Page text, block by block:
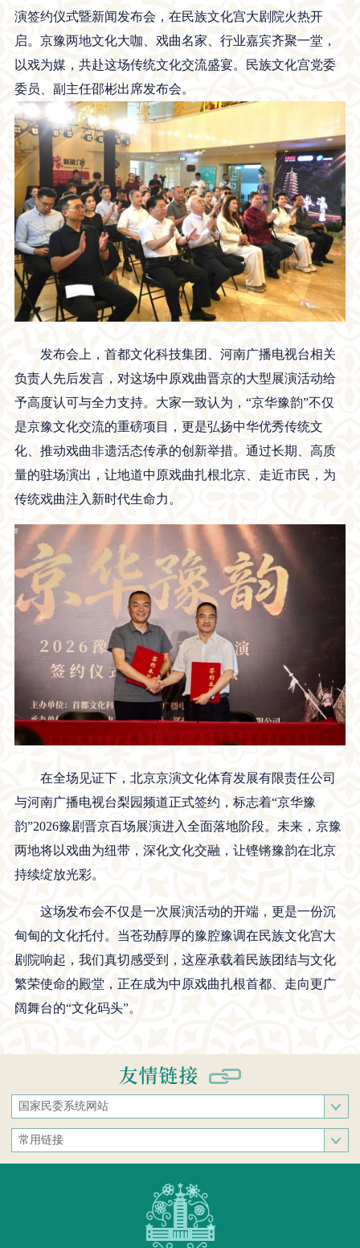
演签约仪式暨新闻发布会，在民族文化宫大剧院火热开
启。京豫两地文化大咖、戏曲名家、行业嘉宾齐聚一堂，
以戏为媒，共赴这场传统文化交流盛宴。民族文化宫党委
委员、副主任邵彬出席发布会。
发布会上，首都文化科技集团、河南广播电视台相关
负责人先后发言，对这场中原戏曲晋京的大型展演活动给
予高度认可与全力支持。大家一致认为，“京华豫韵”不仅
是京豫文化交流的重磅项目，更是弘扬中华优秀传统文
化、推动戏曲非遗活态传承的创新举措。通过长期、高质
量的驻场演出，让地道中原戏曲扎根北京、走近市民，为
传统戏曲注入新时代生命力。
在全场见证下，北京京演文化体育发展有限责任公司
与河南广播电视台梨园频道正式签约，标志着“京华豫
韵”2026豫剧晋京百场展演进入全面落地阶段。未来，京豫
两地将以戏曲为纽带，深化文化交融，让铿锵豫韵在北京
持续绽放光彩。
这场发布会不仅是一次展演活动的开端，更是一份沉
甸甸的文化托付。当苍劲醇厚的豫腔豫调在民族文化宫大
剧院响起，我们真切感受到，这座承载着民族团结与文化
繁荣使命的殿堂，正在成为中原戏曲扎根首都、走向更广
阔舞台的“文化码头”。
国家民委系统网站
国家民族事务委员会
中央民族大学
常用链接
中央统战部